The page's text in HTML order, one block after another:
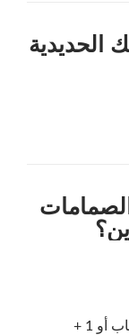
الحديدية
2) البولنديين: 1 القطب ، 2 القطبين ، 3 أقطاب أو 1 +